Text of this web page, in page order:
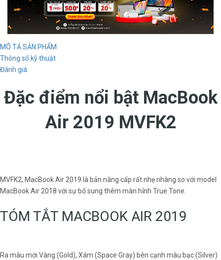
MÔ TẢ SẢN PHẨM
Thông số kỹ thuật
Đánh giá
Đặc điểm nổi bật MacBook
Air 2019 MVFK2
MVFK2, MacBook Air 2019 là bản nâng cấp rất nhẹ nhàng so với model
MacBook Air 2018 với sự bổ sung thêm màn hỉnh True Tone.
TÓM TẮT MACBOOK AIR 2019
Ra màu mới Vàng (Gold), Xám (Space Gray) bên cạnh màu bạc (Silver)